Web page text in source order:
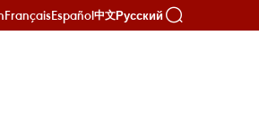
FrançaisEspañol中文Русский